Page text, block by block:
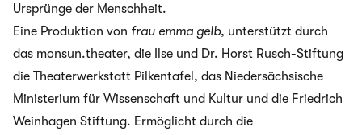
Ursprünge der Menschheit.
Eine Produktion von frau emma gelb, unterstützt durch
das monsun.theater, die Ilse und Dr. Horst Rusch-Stiftung
die Theaterwerkstatt Pilkentafel, das Niedersächsische
Ministerium für Wissenschaft und Kultur und die Friedrich
Weinhagen Stiftung. Ermöglicht durch die